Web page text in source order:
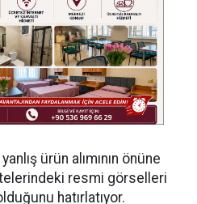
ürün alımının önüne
resmi görselleri
hatırlatıyor.